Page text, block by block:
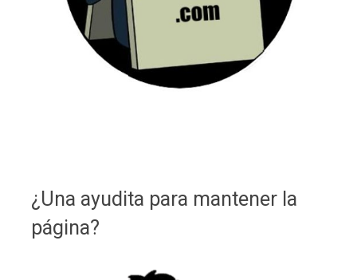
¿Una ayudita para mantener la
página?